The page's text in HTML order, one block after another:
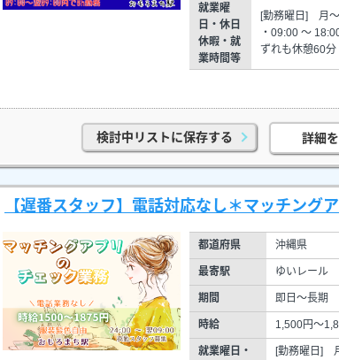
就業曜
日・休日
休暇・就
業時間等
[勤務曜日] 月
・09:00 ～
ずれも休憩60
検討中リストに保存する 詳細
【遅番スタッフ】電話対応なし＊マッチング
都道府県 沖縄県
最寄駅 ゆいレール
期間 即日～長期
時給 1,500円～
就業曜日・
[勤務曜日]